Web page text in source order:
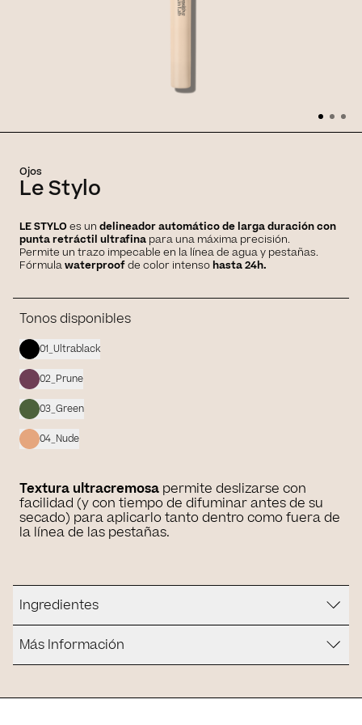
Ojos
Le Stylo
Tonos disponibles
01_Ultrablack
02_Prune
03_Green
04_Nude
​​LE STYLOes un delineador automático de larga duración con
punta retráctil ultrafina para una máxima precisión.
Permite un trazo impecable en la línea de agua y pestañas.
Fórmulawaterproofde color intensohasta 24h.
Textura ultracremosa permite deslizarse con
facilidad (y con tiempo de difuminar antes de su
secado) para aplicarlo tanto dentro como fuera de
la línea de las pestañas.
Ingredientes
Más Información